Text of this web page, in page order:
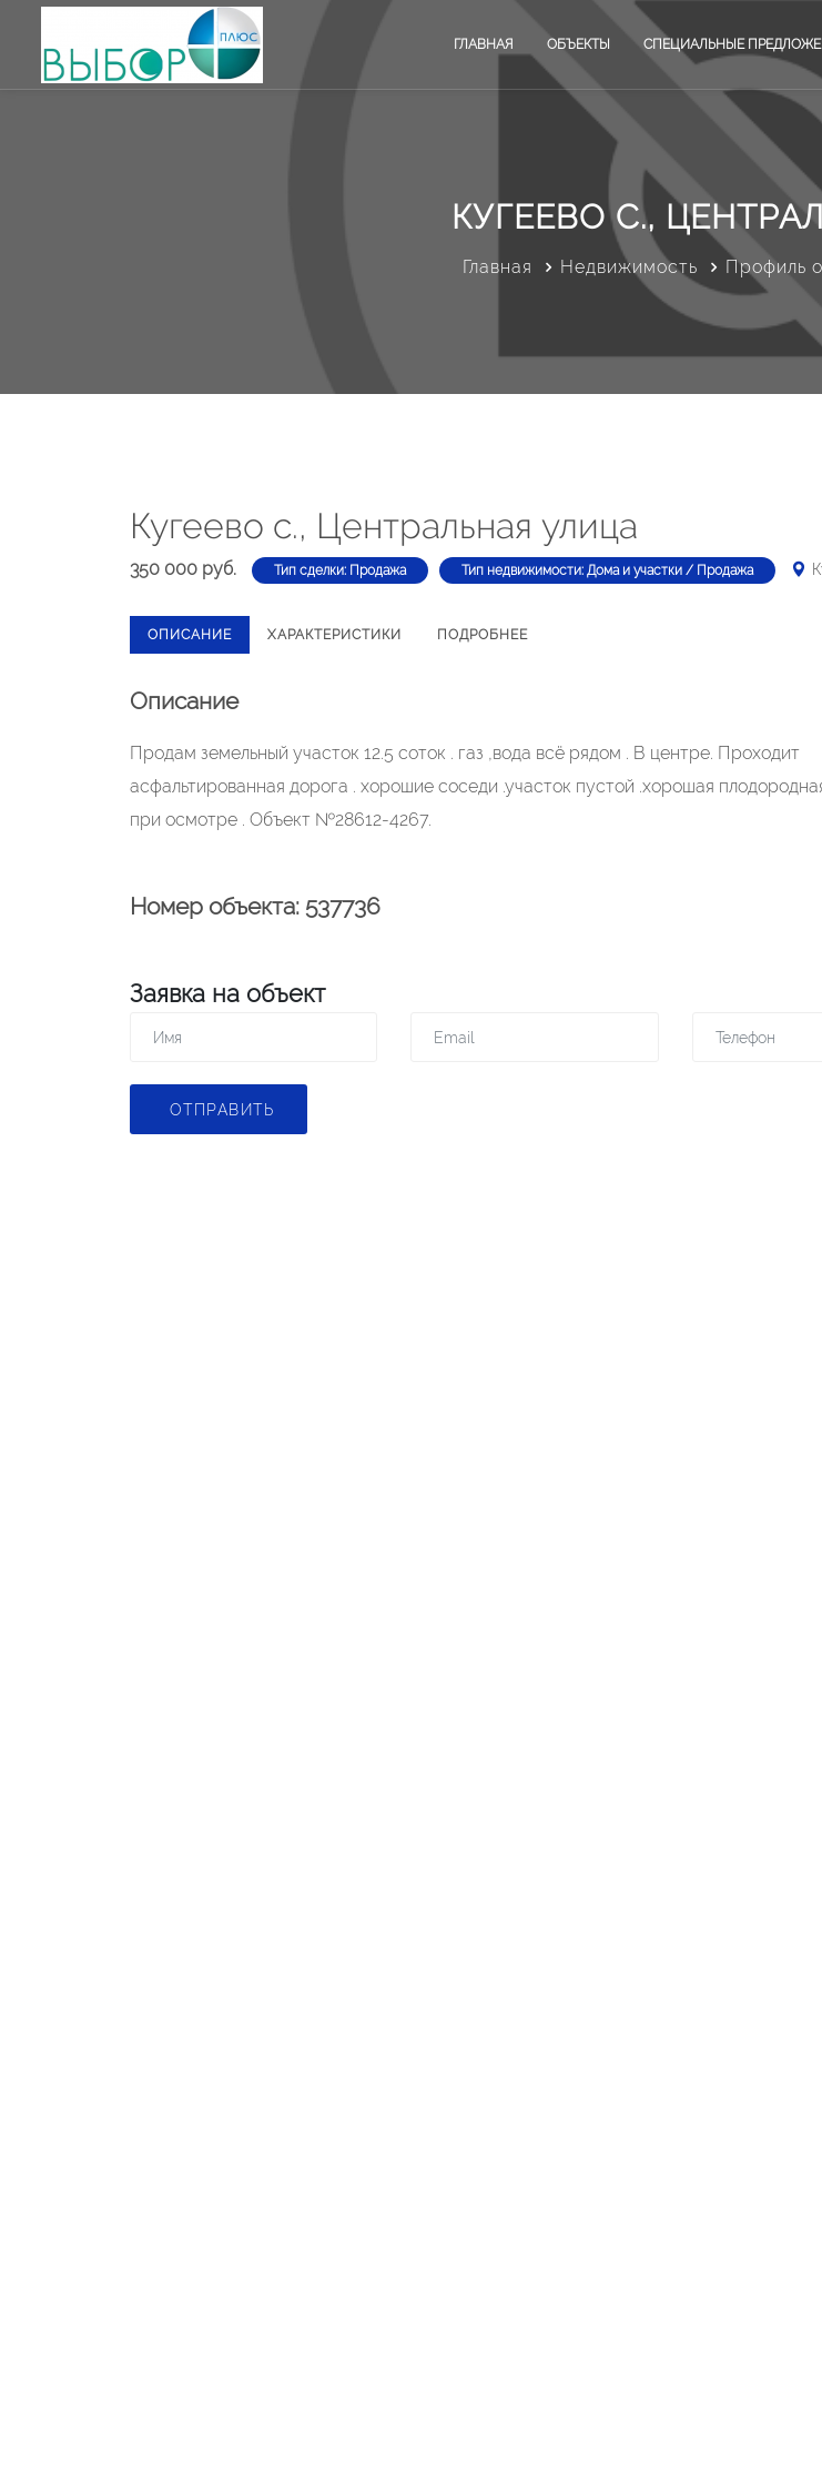
ГЛАВНАЯ ОБЪЕКТЫ СПЕЦИАЛЬНЫЕ
КУГЕЕВО С.,
Главная Недвижимость Профиль
Кугеево с., Центральная улица
350 000 руб. Тип сделки: Продажа Тип недвижимости: Дома и участки / Продажа
ОПИСАНИЕ ХАРАКТЕРИСТИКИ ПОДРОБНЕЕ
Описание
Продам земельный участок 12.5 соток . газ ,вода всё рядом . В центре. Проходит
асфальтированная дорога . хорошие соседи .участок пустой .хорошая
при осмотре . Объект №28612-4267.
Номер объекта: 537736
Заявка на объект
ОТПРАВИТЬ